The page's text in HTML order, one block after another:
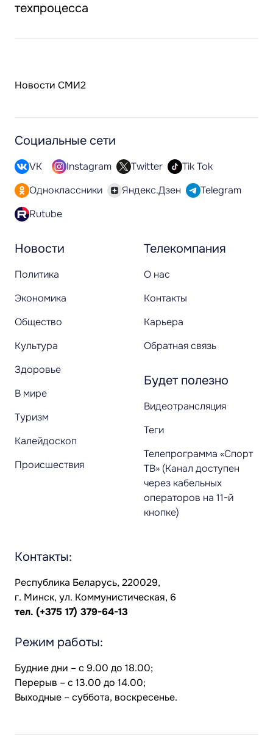
техпроцесса
Новости СМИ2
Новости
Политика
Экономика
Общество
Культура
Здоровье
В мире
Туризм
Калейдоскоп
Происшествия
Телекомпания
О нас
Контакты
Карьера
Обратная связь
Будет полезно
Видеотрансляция
Теги
Телепрограмма «Спорт
ТВ» (Канал доступен
через кабельных
операторов на 11-й
кнопке)
Социальные сети
VK Instagram Twitter
Tik Tok
Одноклассники
Яндекс.Дзен
Telegram
Rutube
Контакты:
Республика Беларусь, 220029,
г. Минск, ул. Коммунистическая, 6
тел. (+375 17) 379-64-13
Режим работы:
Будние дни – с 9.00 до 18.00;
Перерыв – с 13.00 до 14.00;
Выходные – суббота, воскресенье.